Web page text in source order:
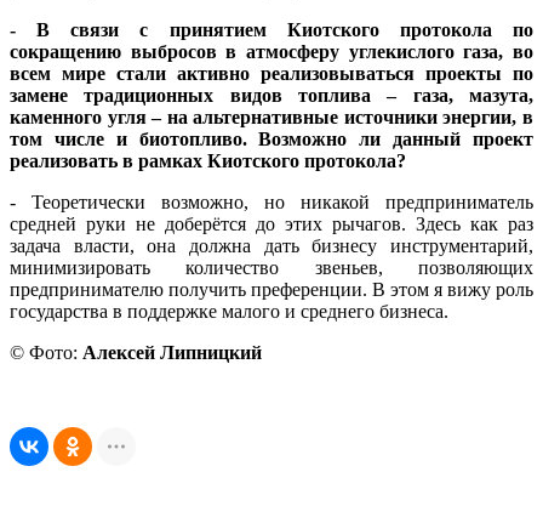
- В связи с принятием Киотского протокола по
сокращению выбросов в атмосферу углекислого газа, во
всем мире стали активно реализовываться проекты по
замене традиционных видов топлива – газа, мазута,
каменного угля – на альтернативные источники энергии, в
том числе и биотопливо. Возможно ли данный проект
реализовать в рамках Киотского протокола?
- Теоретически возможно, но никакой предприниматель
средней руки не доберётся до этих рычагов. Здесь как раз
задача власти, она должна дать бизнесу инструментарий,
минимизировать количество звеньев, позволяющих
предпринимателю получить преференции. В этом я вижу роль
государства в поддержке малого и среднего бизнеса.
© Фото: Алексей Липницкий